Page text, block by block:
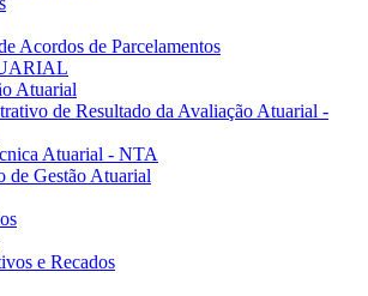
Acordos de Parcelamentos
Atuarial
de Resultado da Avaliação Atuarial -
Atuarial - NTA
de Gestão Atuarial
e Recados